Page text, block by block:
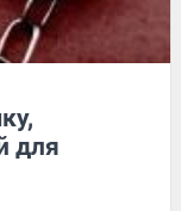
для